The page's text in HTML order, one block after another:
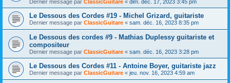
Dernier message par ClassicGuitare « dim. déc. 17, 2023 3:45 pm
Le Dessous des Cordes #19 - Michel Grizard, guitariste
Dernier message par ClassicGuitare « sam. déc. 16, 2023 8:35 pm
Le Dessous des cordes #9 - Mathias Duplessy guitariste et
compositeur
Dernier message par ClassicGuitare « sam. déc. 16, 2023 3:28 pm
Le Dessous des Cordes #11 - Antoine Boyer, guitariste jazz
Dernier message par ClassicGuitare « jeu. nov. 16, 2023 4:59 am